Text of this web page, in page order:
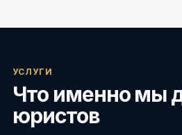
УСЛУГИ
Что именно мы
юристов